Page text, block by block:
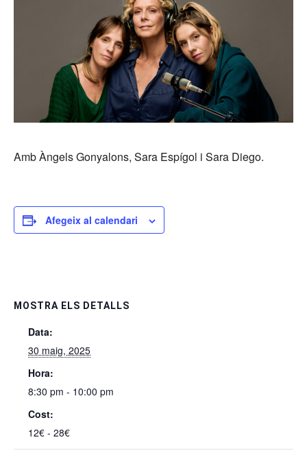
Amb Àngels Gonyalons, Sara Espígol i Sara Diego.
Afegeix al calendari
MOSTRA ELS DETALLS
Data:
30 maig, 2025
Hora:
8:30 pm - 10:00 pm
Cost:
12€ - 28€